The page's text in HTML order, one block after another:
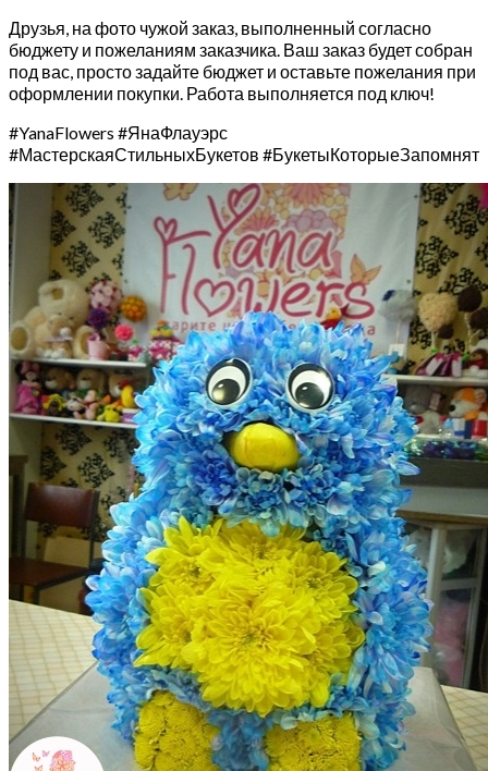
Друзья, на фото чужой заказ, выполненный согласно
бюджету и пожеланиям заказчика. Ваш заказ будет собран
под вас, просто задайте бюджет и оставьте пожелания при
оформлении покупки. Работа выполняется под ключ!
#YanaFlowers #ЯнаФлауэрс
#МастерскаяСтильныхБукетов #БукетыКоторыеЗапомнят